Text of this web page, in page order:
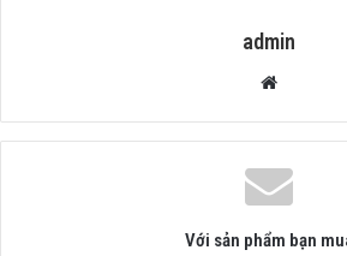
admin
Website
Với sản phẩm bạn